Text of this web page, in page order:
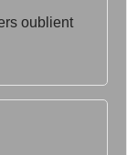
oublient